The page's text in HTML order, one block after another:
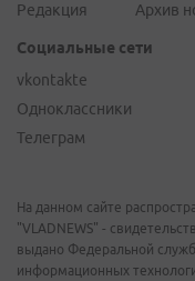
Редакция
Архив
Социальные сети
vkontakte
Одноклассники
Телеграм
На данном сайте
"VLADNEWS" -
выдано Федеральной
информационных